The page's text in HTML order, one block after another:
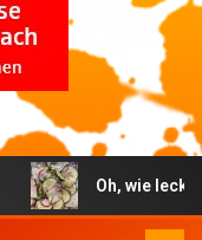
Oh, wie